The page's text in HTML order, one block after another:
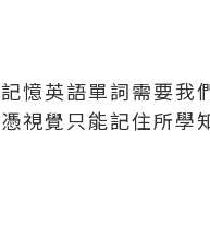
記憶英語單詞需要我
憑視覺只能記住所學